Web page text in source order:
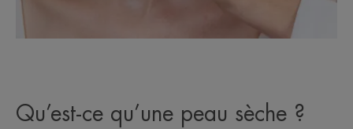
Qu’est-ce qu’une peau sèche ?